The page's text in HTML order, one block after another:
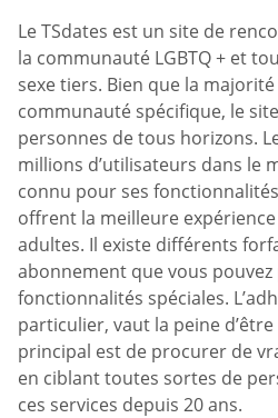
Le TSdates est un site de
la communauté LGBTQ + et
sexe tiers. Bien que la
communauté spécifique, le
personnes de tous horizons.
millions d’utilisateurs dans le
connu pour ses
offrent la meilleure
adultes. Il existe différents
abonnement que vous
fonctionnalités spéciales.
particulier, vaut la peine
principal est de procurer de
en ciblant toutes sortes de
ces services depuis 20 ans.